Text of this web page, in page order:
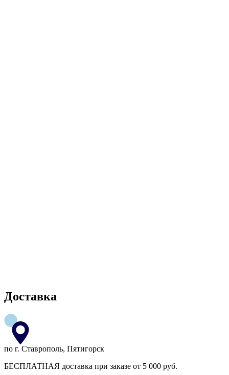
Доставка
по г. Ставрополь, Пятигорск
БЕСПЛАТНАЯ доставка при заказе от 5 000 руб.